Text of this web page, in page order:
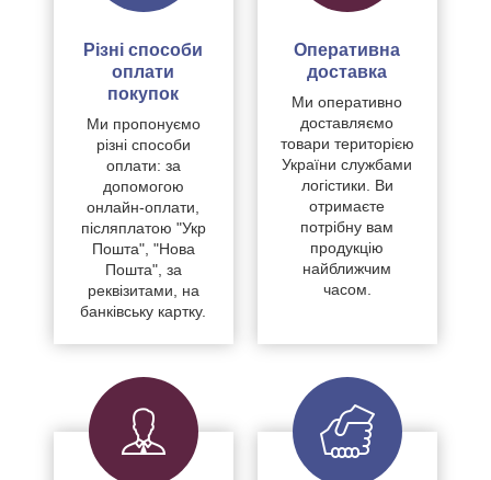
Різні способи
оплати
покупок
Ми пропонуємо
різні способи
оплати: за
допомогою
онлайн-оплати,
післяплатою "Укр
Пошта", "Нова
Пошта", за
реквізитами, на
банківську картку.
Оперативна
доставка
Ми оперативно
доставляємо
товари територією
України службами
логістики. Ви
отримаєте
потрібну вам
продукцію
найближчим
часом.